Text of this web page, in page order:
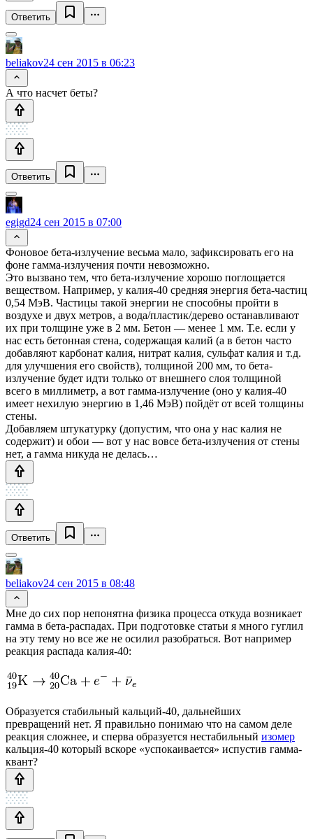
Ответить
beliakov24 сен 2015 в 06:23
А что насчет беты?
Ответить
egigd24 сен 2015 в 07:00
Фоновое бета-излучение весьма мало, зафиксировать его на
фоне гамма-излучения почти невозможно.
Это вызвано тем, что бета-излучение хорошо поглощается
веществом. Например, у калия-40 средняя энергия бета-частиц
0,54 МэВ. Частицы такой энергии не способны пройти в
воздухе и двух метров, а вода/пластик/дерево останавливают
их при толщине уже в 2 мм. Бетон — менее 1 мм. Т.е. если у
нас есть бетонная стена, содержащая калий (а в бетон часто
добавляют карбонат калия, нитрат калия, сульфат калия и т.д.
для улучшения его свойств), толщиной 200 мм, то бета-
излучение будет идти только от внешнего слоя толщиной
всего в миллиметр, а вот гамма-излучение (оно у калия-40
имеет нехилую энергию в 1,46 МэВ) пойдёт от всей толщины
стены.
Добавляем штукатурку (допустим, что она у нас калия не
содержит) и обои — вот у нас вовсе бета-излучения от стены
нет, а гамма никуда не делась…
Ответить
beliakov24 сен 2015 в 08:48
Мне до сих пор непонятна физика процесса откуда возникает
гамма в бета-распадах. При подготовке статьи я много гуглил
на эту тему но все же не осилил разобраться. Вот например
реакция распада калия-40:
Образуется стабильный кальций-40, дальнейших
превращений нет. Я правильно понимаю что на самом деле
реакция сложнее, и сперва образуется нестабильный изомер
кальция-40 который вскоре «успокаивается» испустив гамма-
квант?